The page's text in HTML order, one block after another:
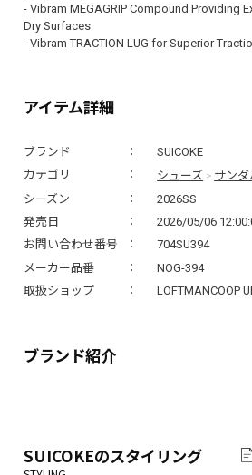
アイテム詳細
ブランド
SUICOKE
カテゴリ
シューズ > サンダ
シーズン
2026SS
発売日
2026/05/06
お問い合わせ番号
704SU394
メーカー品番
NOG-394
取扱ショップ
LOFTMANCOOP
- Vibram MEGAGRIP Compound Providing
Dry Surfaces
- Vibram TRACTION LUG for Superior
ブランド紹介
SUICOKEのスタイリング